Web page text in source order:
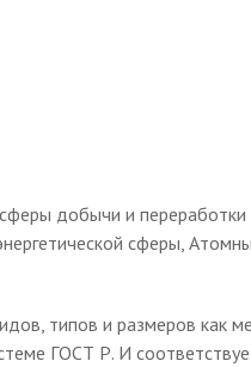
добычи и
сферы,
типов и размеров как
ГОСТ Р. И